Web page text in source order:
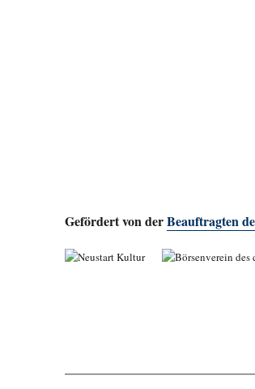
Gefördert von derBeauftragten